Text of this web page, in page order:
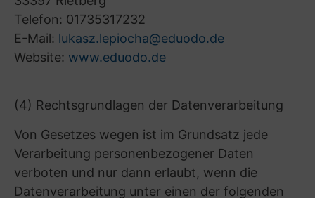
oder Widerspruch, das Bestehen eines
Beschwerderechts, die Herkunft ihrer Daten,
sofern diese nicht bei uns erhoben wurden,
sowie über das Bestehen einer automatisierten
und ggf. aussagekräftigen Informationen zu
– gemäß Art. 16 DSGVO unverzüglich die
Berichtigung unrichtiger oder die
Vervollständigung Ihrer bei uns gespeicherten